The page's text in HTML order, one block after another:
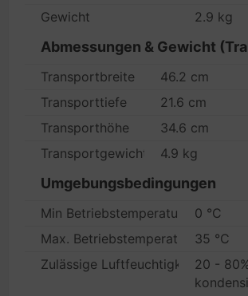
Gewicht
2.9 kg
Abmessungen & Gewicht
Transportbreite
46.2 cm
Transporttiefe
21.6 cm
Transporthöhe
34.6 cm
Transportgewicht
4.9 kg
Umgebungsbedingungen
Min Betriebstemperatur
0 °C
Max. Betriebstemperatur
35 °C
Zulässige Luftfeuchtigkeit im
20 -